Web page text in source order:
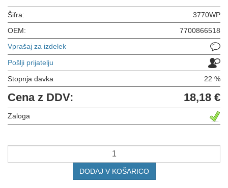
Šifra:
3770WP
OEM:
7700866518
Vprašaj za izdelek
Pošlji prijatelju
Stopnja davka 22 %
Cena z DDV: 18,18 €
Zaloga
DODAJ V KOŠARICO